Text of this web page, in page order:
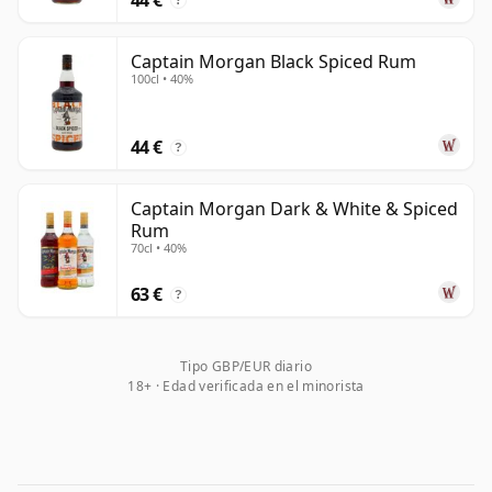
Captain Morgan Black Spiced Rum
100cl • 40%
44 € ?
Captain Morgan Dark & White & Spiced
Rum
70cl • 40%
63 € ?
Tipo GBP/EUR diario
18+ · Edad verificada en el minorista